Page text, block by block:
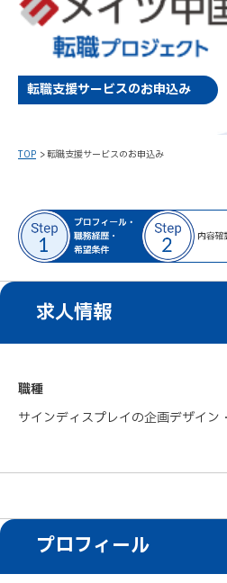
転職支援サービスのお申込み
TOP 転職支援サービスのお申込み
求人情報
職種
サインディスプレイの企画デザイン
プロフィール